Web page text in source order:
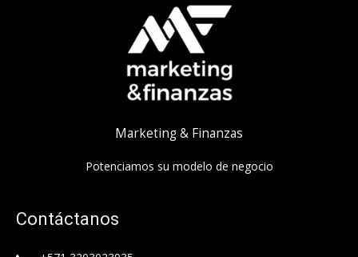
Marketing & Finanzas
Potenciamos su modelo de negocio
Contáctanos